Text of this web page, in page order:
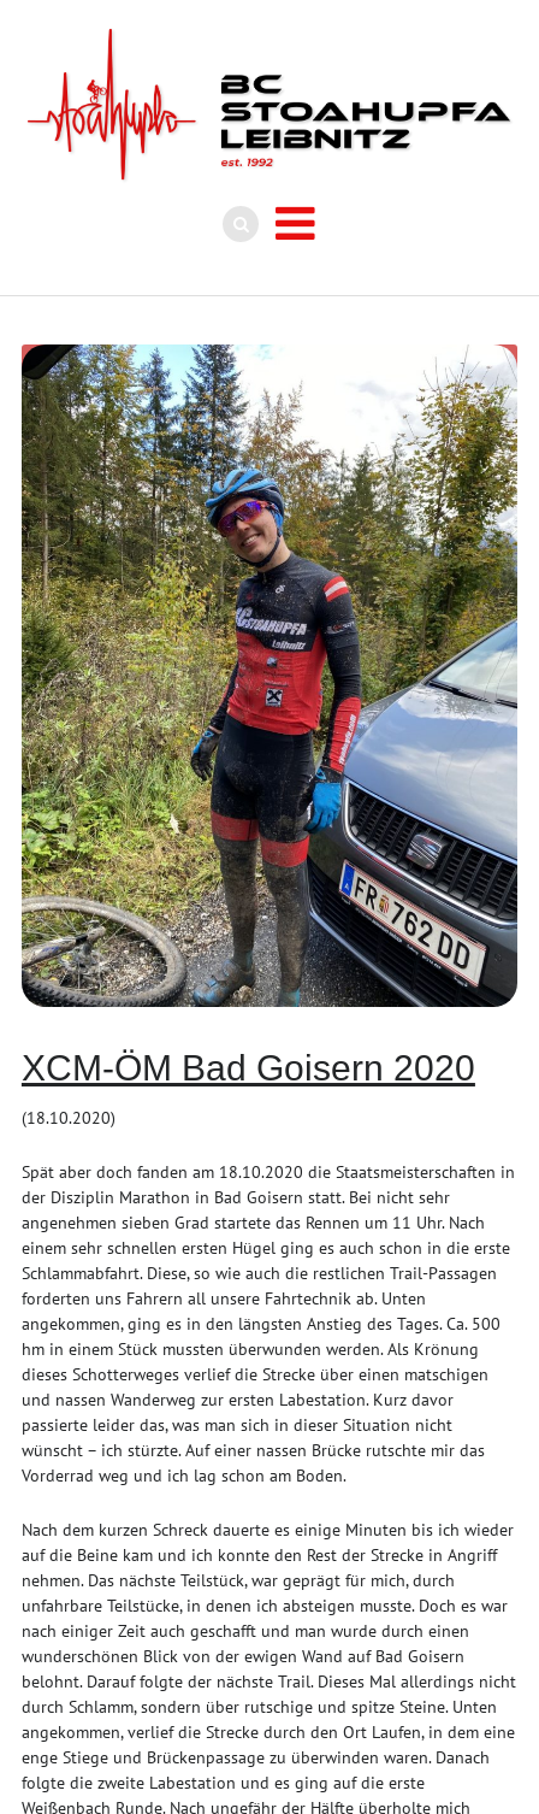
XCM-ÖM Bad Goisern 2020
(18.10.2020)
Spät aber doch fanden am 18.10.2020 die Staatsmeisterschaften in
der Disziplin Marathon in Bad Goisern statt. Bei nicht sehr
angenehmen sieben Grad startete das Rennen um 11 Uhr. Nach
einem sehr schnellen ersten Hügel ging es auch schon in die erste
Schlammabfahrt. Diese, so wie auch die restlichen Trail-Passagen
forderten uns Fahrern all unsere Fahrtechnik ab. Unten
angekommen, ging es in den längsten Anstieg des Tages. Ca. 500
hm in einem Stück mussten überwunden werden. Als Krönung
dieses Schotterweges verlief die Strecke über einen matschigen
und nassen Wanderweg zur ersten Labestation. Kurz davor
passierte leider das, was man sich in dieser Situation nicht
wünscht – ich stürzte. Auf einer nassen Brücke rutschte mir das
Vorderrad weg und ich lag schon am Boden.
Nach dem kurzen Schreck dauerte es einige Minuten bis ich wieder
auf die Beine kam und ich konnte den Rest der Strecke in Angriff
nehmen. Das nächste Teilstück, war geprägt für mich, durch
unfahrbare Teilstücke, in denen ich absteigen musste. Doch es war
nach einiger Zeit auch geschafft und man wurde durch einen
wunderschönen Blick von der ewigen Wand auf Bad Goisern
belohnt. Darauf folgte der nächste Trail. Dieses Mal allerdings nicht
durch Schlamm, sondern über rutschige und spitze Steine. Unten
angekommen, verlief die Strecke durch den Ort Laufen, in dem eine
enge Stiege und Brückenpassage zu überwinden waren. Danach
folgte die zweite Labestation und es ging auf die erste
Weißenbach Runde. Nach ungefähr der Hälfte überholte mich